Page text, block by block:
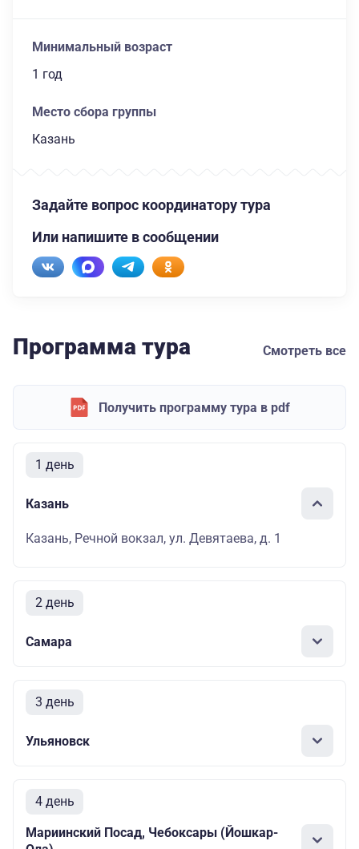
Минимальный возраст
1 год
Место сбора группы
Казань
Задайте вопрос координатору тура
Или напишите в сообщении
Программа тура Смотреть все
Получить программу тура в pdf
1 день
Казань
Казань, Речной вокзал, ул. Девятаева, д. 1
2 день
Самара
3 день
Ульяновск
4 день
Мариинский Посад, Чебоксары (Йошкар-